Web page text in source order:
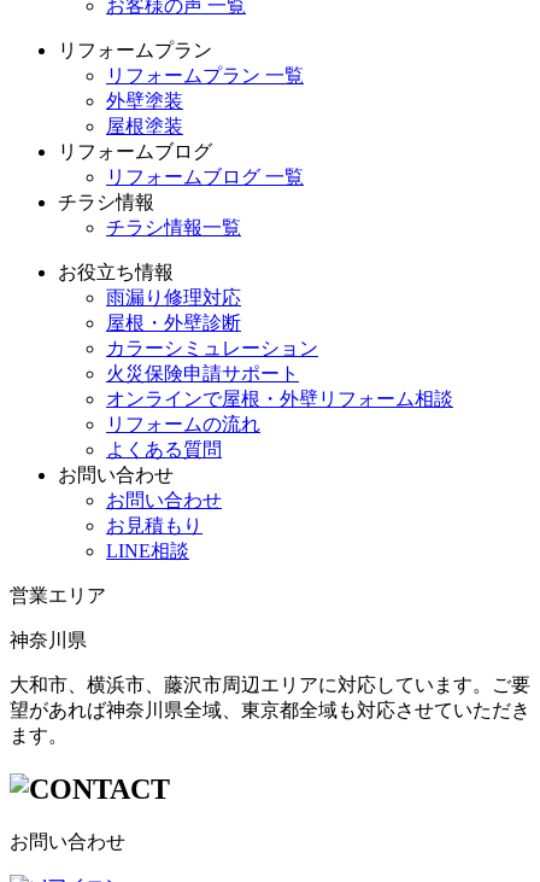
お客様の声 一覧
リフォームプラン
リフォームプラン 一覧
外壁塗装
屋根塗装
リフォームブログ
リフォームブログ 一覧
チラシ情報
チラシ情報一覧
お役立ち情報
雨漏り修理対応
屋根・外壁診断
カラーシミュレーション
火災保険申請サポート
オンラインで屋根・外壁リフォーム相談
リフォームの流れ
よくある質問
お問い合わせ
お問い合わせ
お見積もり
LINE相談
営業エリア
神奈川県
大和市、横浜市、藤沢市周辺エリアに対応しています。ご要
望があれば神奈川県全域、東京都全域も対応させていただき
ます。
お問い合わせ